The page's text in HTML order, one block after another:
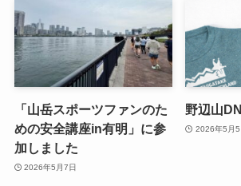
「山岳スポーツファンのた
めの安全講座in有明」に参
加しました
2026年5月7日
野辺山
2026年5月5